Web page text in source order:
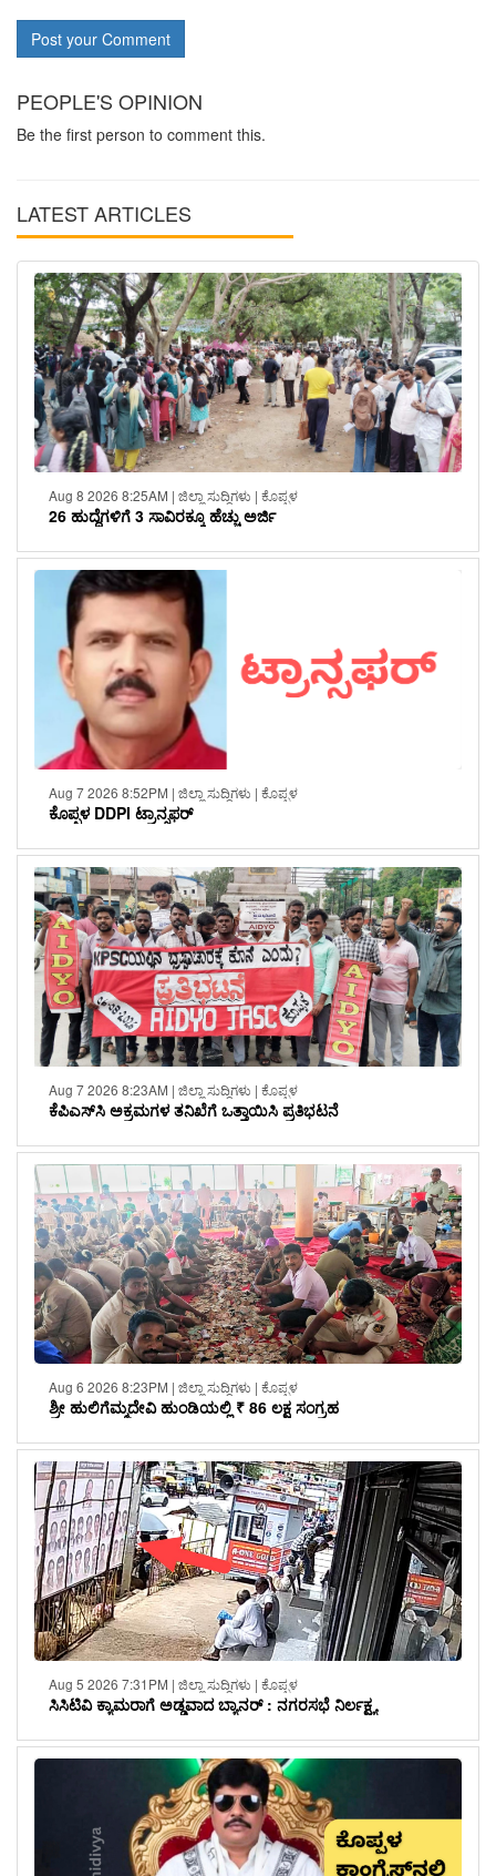
Post your Comment
PEOPLE'S OPINION
Be the first person to comment this.
LATEST ARTICLES
Aug 8 2026 8:25AM | ಜಿಲ್ಲಾ ಸುದ್ದಿಗಳು | ಕೊಪ್ಪಳ
26 ಹುದ್ದೆಗಳಿಗೆ 3 ಸಾವಿರಕ್ಕೂ ಹೆಚ್ಚು ಅರ್ಜಿ
Aug 7 2026 8:52PM | ಜಿಲ್ಲಾ ಸುದ್ದಿಗಳು | ಕೊಪ್ಪಳ
ಕೊಪ್ಪಳ DDPI ಟ್ರಾನ್ಸಫರ್
Aug 7 2026 8:23AM | ಜಿಲ್ಲಾ ಸುದ್ದಿಗಳು | ಕೊಪ್ಪಳ
ಕೆಪಿಎಸ್‌ಸಿ ಅಕ್ರಮಗಳ ತನಿಖೆಗೆ ಒತ್ತಾಯಿಸಿ ಪ್ರತಿಭಟನೆ
Aug 6 2026 8:23PM | ಜಿಲ್ಲಾ ಸುದ್ದಿಗಳು | ಕೊಪ್ಪಳ
ಶ್ರೀ ಹುಲಿಗೆಮ್ಮದೇವಿ ಹುಂಡಿಯಲ್ಲಿ ₹ 86 ಲಕ್ಷ ಸಂಗ್ರಹ
Aug 5 2026 7:31PM | ಜಿಲ್ಲಾ ಸುದ್ದಿಗಳು | ಕೊಪ್ಪಳ
ಸಿಸಿಟಿವಿ ಕ್ಯಾಮರಾಗೆ ಅಡ್ಡವಾದ ಬ್ಯಾನರ್ : ನಗರಸಭೆ ನಿರ್ಲಕ್ಷ್ಯ